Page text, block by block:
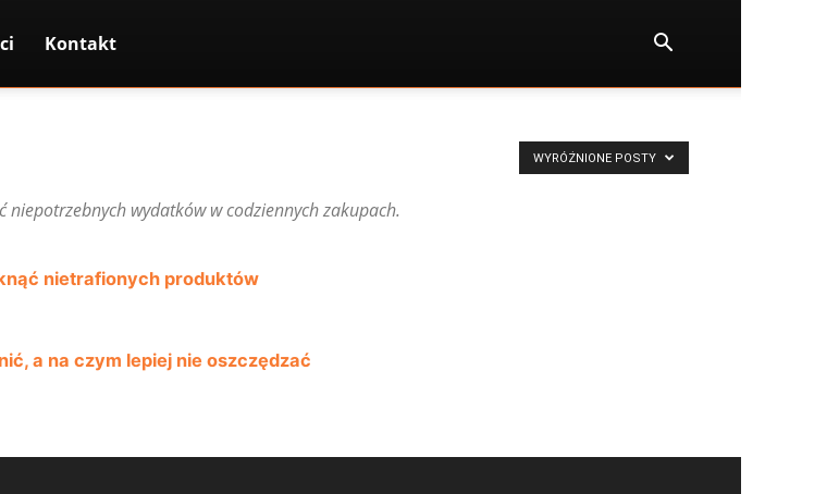
Kontakt
wydatków w codziennych zakupach.
WYRÓŻNIONE POSTY
nietrafionych produktów
a na czym lepiej nie oszczędzać